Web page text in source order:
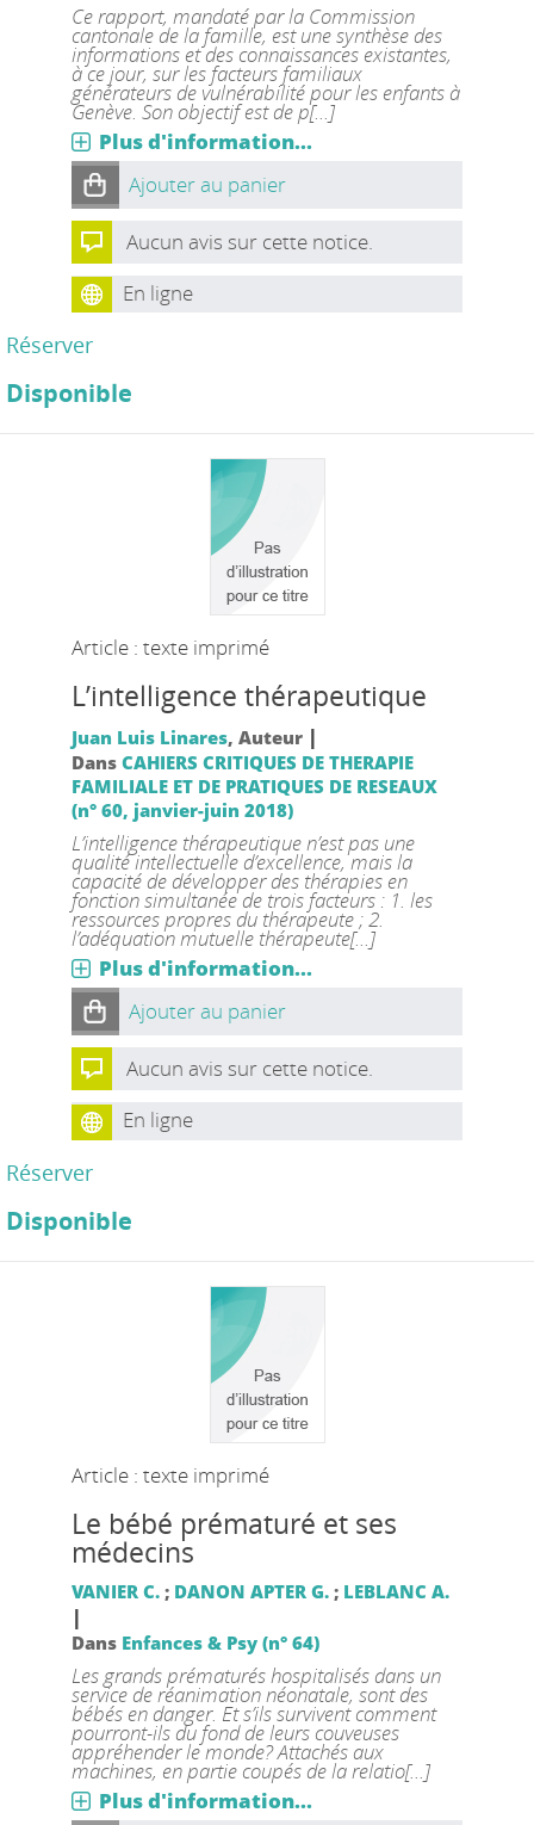
Ce rapport, mandaté par la Commission
cantonale de la famille, est une synthèse des
informations et des connaissances existantes,
à ce jour, sur les facteurs familiaux
générateurs de vulnérabilité pour les enfants à
Genève. Son objectif est de p[...]
Plus d'information...
Ajouter au panier
Aucun avis sur cette notice.
En ligne
Réserver
Disponible
Article : texte imprimé
L’intelligence thérapeutique
Juan Luis Linares, Auteur |
Dans CAHIERS CRITIQUES DE THERAPIE
FAMILIALE ET DE PRATIQUES DE RESEAUX
(n° 60, janvier-juin 2018)
L’intelligence thérapeutique n’est pas une
qualité intellectuelle d’excellence, mais la
capacité de développer des thérapies en
fonction simultanée de trois facteurs : 1. les
ressources propres du thérapeute ; 2.
l’adéquation mutuelle thérapeute[...]
Plus d'information...
Ajouter au panier
Aucun avis sur cette notice.
En ligne
Réserver
Disponible
Article : texte imprimé
Le bébé prématuré et ses
médecins
VANIER C.; DANON APTER G.; LEBLANC A.
|
Dans Enfances & Psy (n° 64)
Les grands prématurés hospitalisés dans un
service de réanimation néonatale, sont des
bébés en danger. Et s’ils survivent comment
pourront-ils du fond de leurs couveuses
appréhender le monde? Attachés aux
machines, en partie coupés de la relatio[...]
Plus d'information...